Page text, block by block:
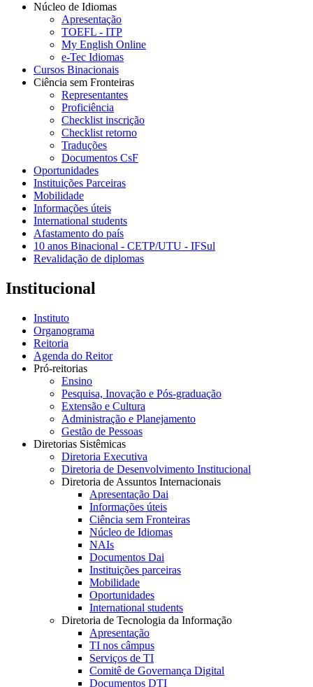
Núcleo de Idiomas
Apresentação
TOEFL - ITP
My English Online
e-Tec Idiomas
Cursos Binacionais
Ciência sem Fronteiras
Representantes
Proficiência
Checklist inscrição
Checklist retorno
Traduções
Documentos CsF
Oportunidades
Instituições Parceiras
Mobilidade
Informações úteis
International students
Afastamento do país
10 anos Binacional - CETP/UTU - IFSul
Revalidação de diplomas
Institucional
Instituto
Organograma
Reitoria
Agenda do Reitor
Pró-reitorias
Ensino
Pesquisa, Inovação e Pós-graduação
Extensão e Cultura
Administração e Planejamento
Gestão de Pessoas
Diretorias Sistêmicas
Diretoria Executiva
Diretoria de Desenvolvimento Institucional
Diretoria de Assuntos Internacionais
Apresentação Dai
Informações úteis
Ciência sem Fronteiras
Núcleo de Idiomas
NAIs
Documentos Dai
Instituições parceiras
Mobilidade
Oportunidades
International students
Diretoria de Tecnologia da Informação
Apresentação
TI nos câmpus
Serviços de TI
Comitê de Governança Digital
Documentos DTI